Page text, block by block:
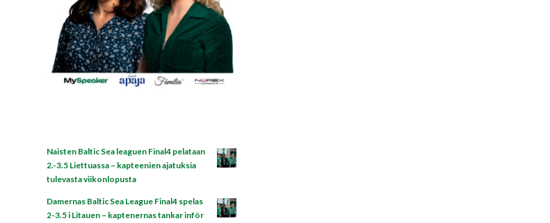
Naisten Baltic Sea leaguen Final4 pelataan
2.-3.5 Liettuassa – kapteenien ajatuksia
tulevasta viikonlopusta
Damernas Baltic Sea League Final4 spelas
2-3.5 i Litauen – kaptenernas tankar inför